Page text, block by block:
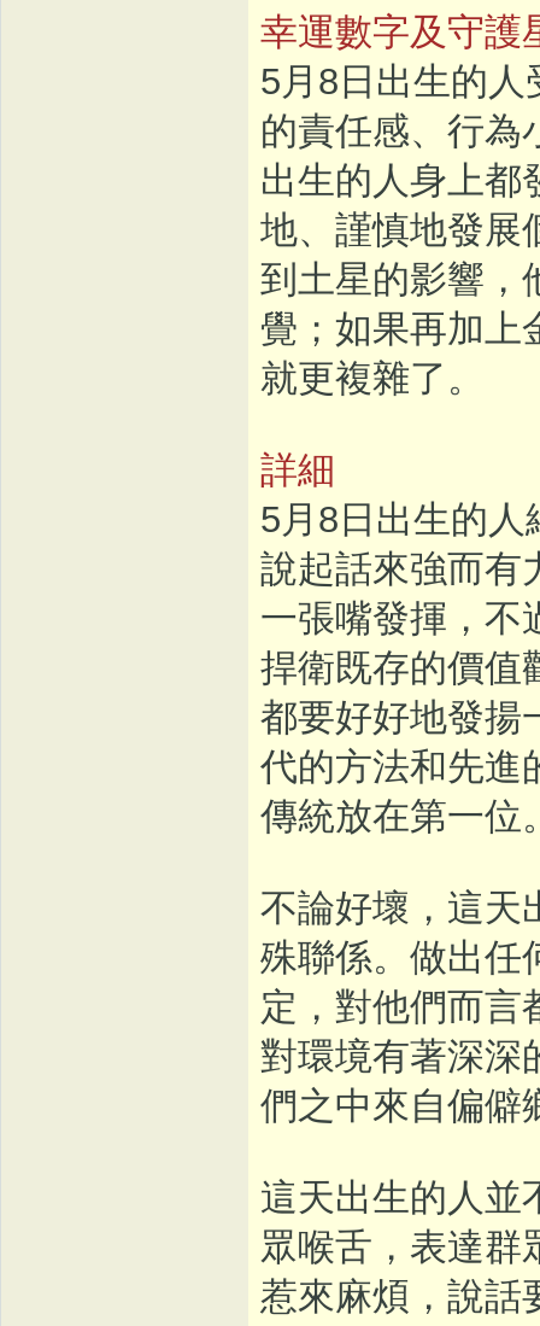
幸運數字及守護
5月8日出生的
的責任感、行為
出生的人身上都
地、謹慎地發展
到土星的影響，
覺；如果再加上
就更複雜了。
詳細
5月8日出生的
說起話來強而有
一張嘴發揮，不
捍衛既存的價值
都要好好地發揚
代的方法和先進
傳統放在第一位
不論好壞，這天
殊聯係。做出任
定，對他們而言
對環境有著深深
們之中來自偏僻
這天出生的人並
眾喉舌，表達群
惹來麻煩，說話